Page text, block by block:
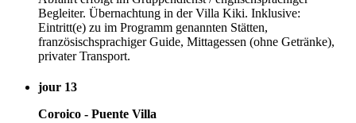
Begleiter. Übernachtung in der Villa Kiki. Inklusive:
Eintritt(e) zu im Programm genannten Stätten,
französischsprachiger Guide, Mittagessen (ohne Getränke),
privater Transport.
jour 13
Coroico - Puente Villa